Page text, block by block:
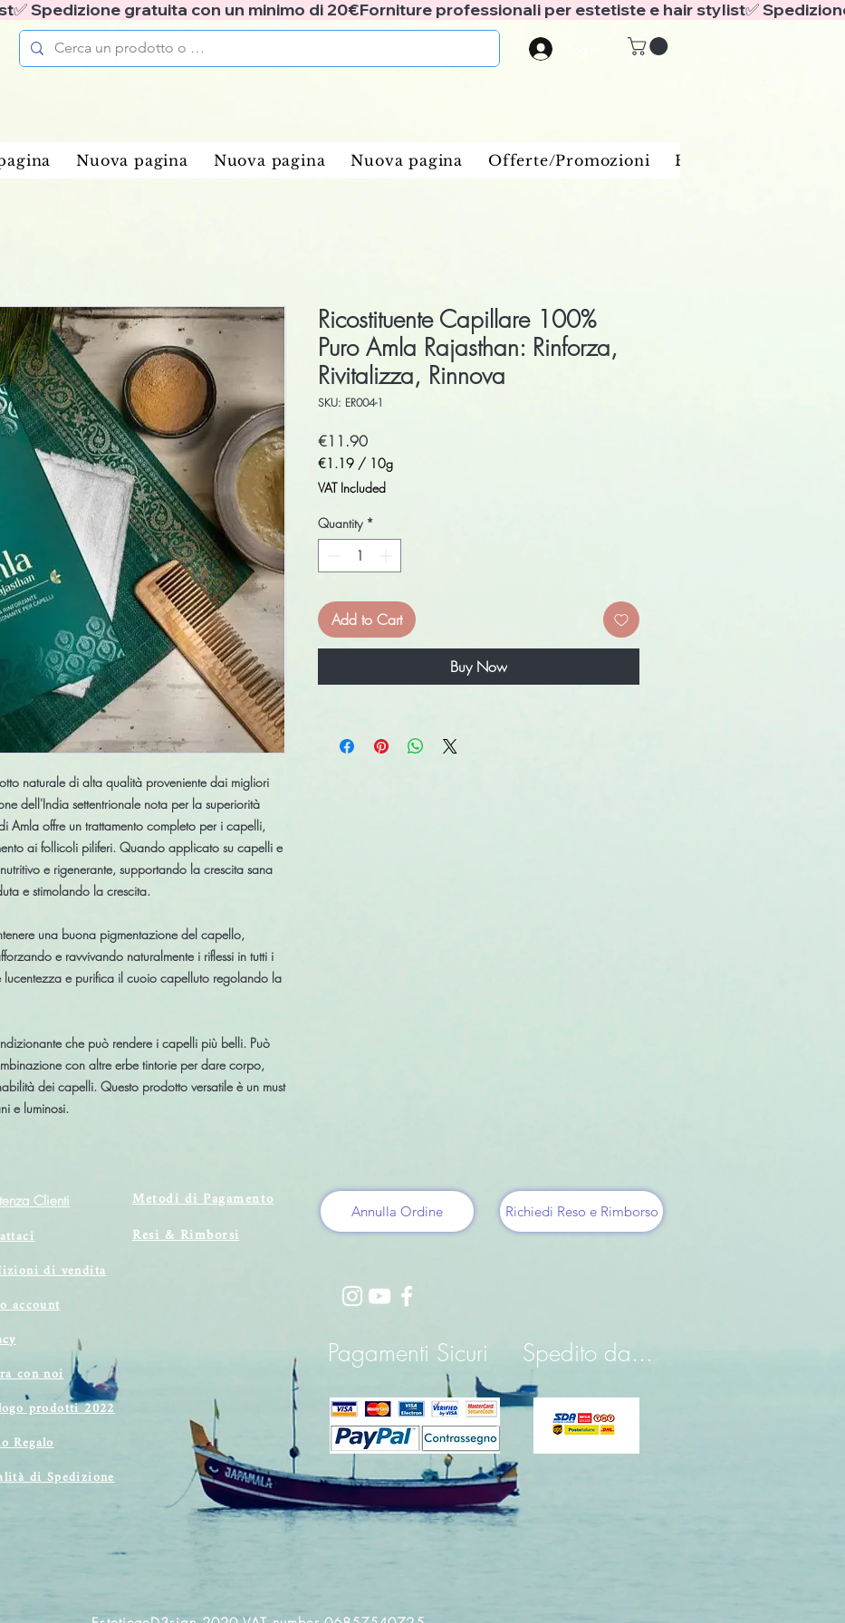
Spedizione gratuita con un minimo di 20€
Nuova pagina Nuova pagina Nuova pagina Offerte/Promozioni Benessere e spa
naturale di alta qualità proveniente dai migliori
dell'India settentrionale nota per la superiorità
Amla offre un trattamento completo per i capelli,
ai follicoli piliferi. Quando applicato su capelli e
e rigenerante, supportando la crescita sana
e stimolando la crescita.
una buona pigmentazione del capello,
e ravvivando naturalmente i riflessi in tutti i
lucentezza e purifica il cuoio capelluto regolando la
che può rendere i capelli più belli. Può
con altre erbe tintorie per dare corpo,
dei capelli. Questo prodotto versatile è un must
e luminosi.
Ricostituente Capillare 100%
Puro Amla Rajasthan: Rinforza,
Rivitalizza, Rinnova
SKU: ER004-1
€11.90Price
€1.19 / 10g
€1.19
per
10
Grams
VAT Included
Quantity *
Add to Cart
Buy Now
Clienti
di vendita
account
con noi
prodotti 2022
Regalo
di Spedizione
Metodi di Pagamento
Resi & Rimborsi
Annulla Ordine Richiedi Reso e Rimborso
Pagamenti Sicuri Spedito da...